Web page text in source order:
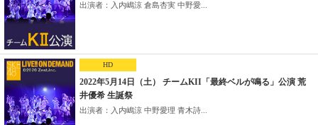
出演者：入内嶋涼 倉島杏実 中野愛...
HD
2022年5月14日（土） チームKII「最終ベルが鳴る」公演 荒
井優希 生誕祭
出演者：入内嶋涼 中野愛理 青木詩...